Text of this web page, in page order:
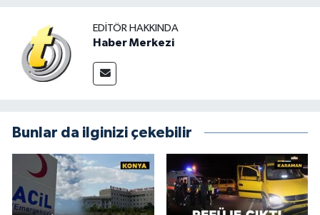
EDITÖR HAKKINDA
Haber Merkezi
Bunlar da ilginizi çekebilir